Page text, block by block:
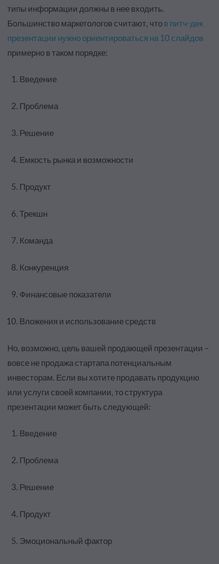
типы информации должны в нее входить.
Большинство маркетологов считают, чтов питч-дек
презентации нужно ориентироваться на 10 слайдов
примерно в таком порядке:
Введение
Проблема
Решение
Емкость рынка и возможности
Продукт
Трекшн
Команда
Конкуренция
Финансовые показатели
Вложения и использование средств
Но, возможно, цель вашей продающей презентации –
вовсе не продажа стартапа потенциальным
инвесторам. Если вы хотите продавать продукцию
или услуги своей компании, то структура
презентации может быть следующей:
Введение
Проблема
Решение
Продукт
Эмоциональный фактор